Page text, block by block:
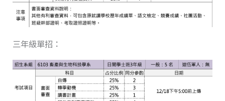
三年級單招：